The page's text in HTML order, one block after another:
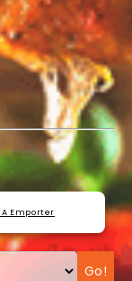
A Emporter
Go!